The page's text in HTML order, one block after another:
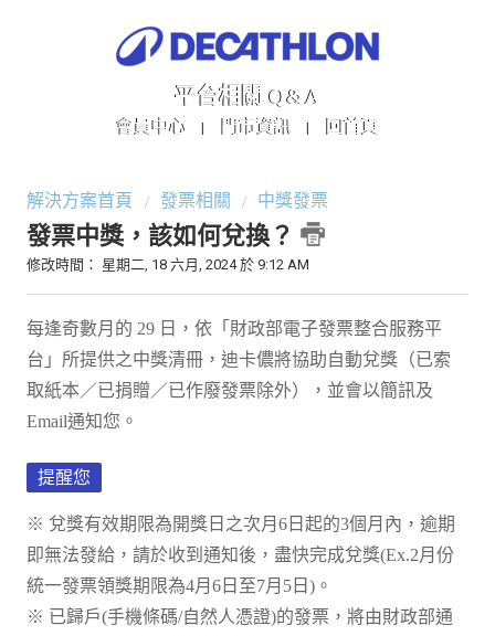
平台相關 Q&A
會員中心 門市資訊 回首頁
解決方案首頁 發票相關 中獎發票
發票中獎，該如何兌換？
修改時間： 星期二, 18 六月, 2024 於 9:12 AM
每逢奇數月的 29 日，依「財政部電子發票整合服務平
台」所提供之中獎清冊，迪卡儂將協助自動兌獎（已索
取紙本／已捐贈／已作廢發票除外），並會以簡訊及
Email通知您。
提醒您
※ 兌獎有效期限為開獎日之次月6日起的3個月內，逾期
即無法發給，請於收到通知後，盡快完成兌獎(Ex.2月份
統一發票領獎期限為4月6日至7月5日)。
※ 已歸戶(手機條碼/自然人憑證)的發票，將由財政部通